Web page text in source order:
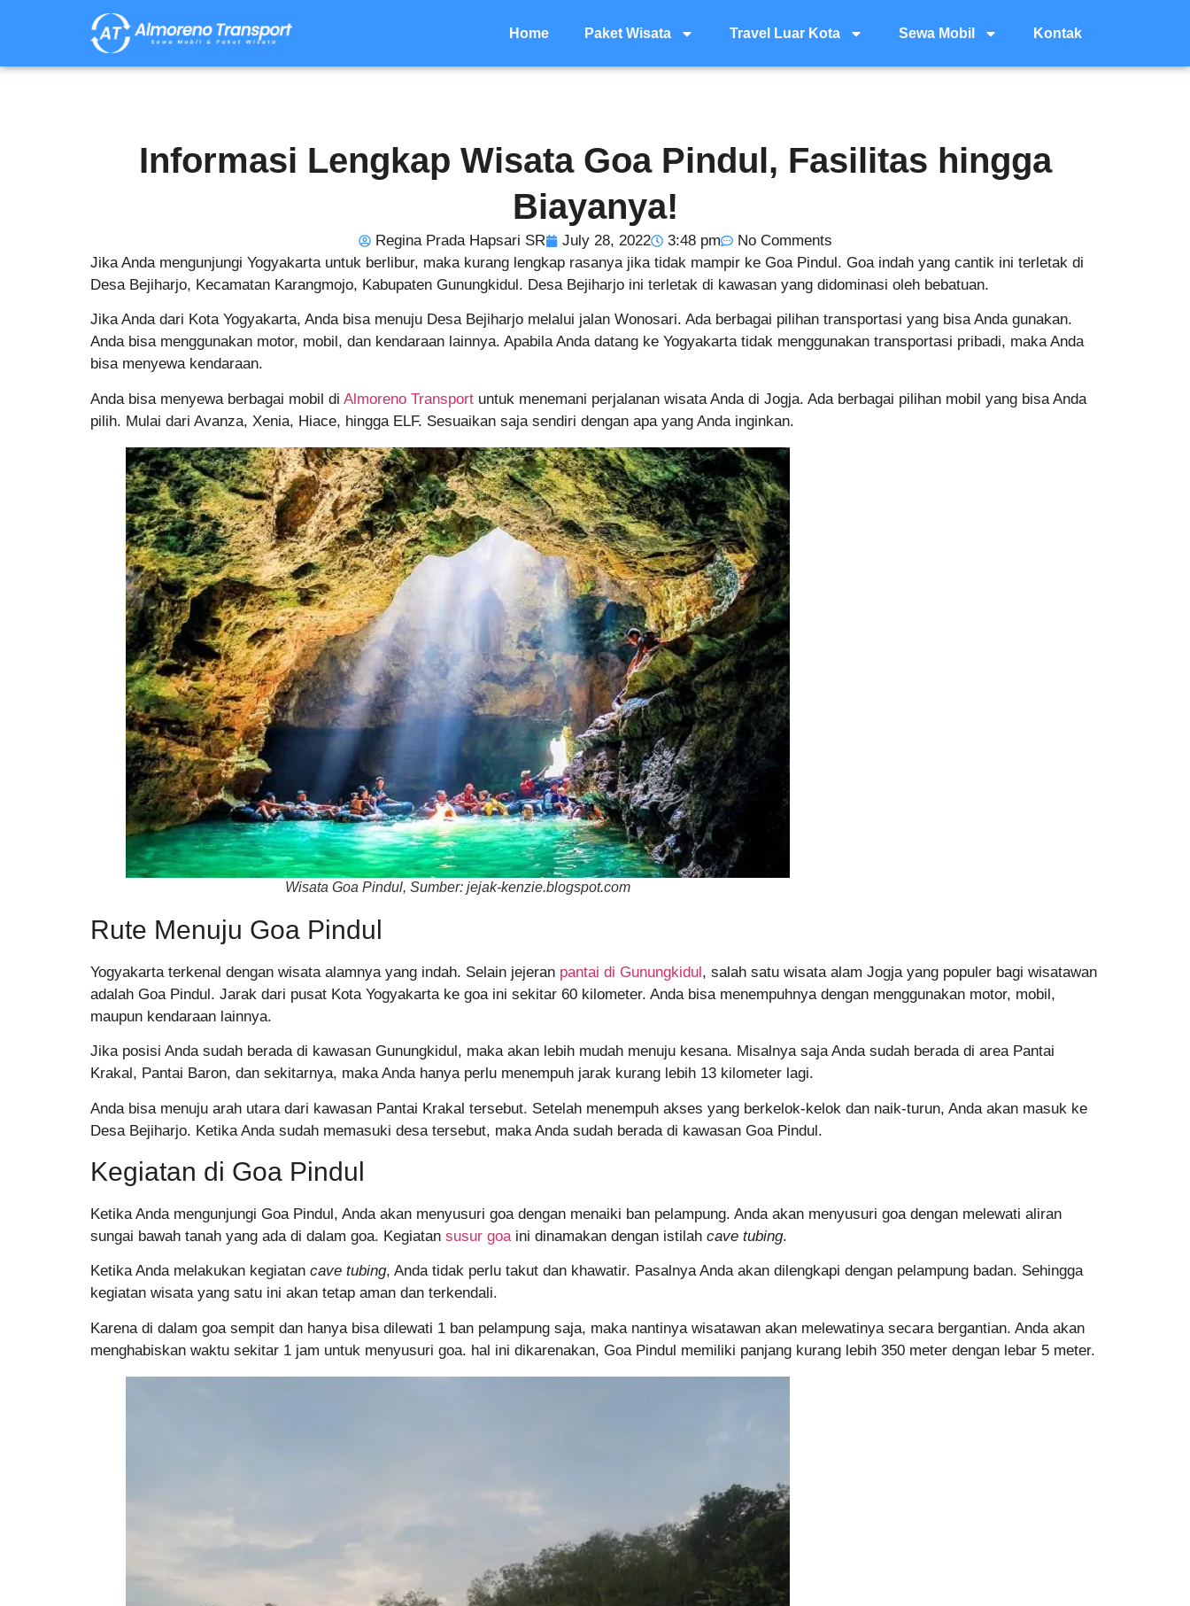
Home Paket Wisata Travel Luar Kota Sewa Mobil Kontak
Informasi Lengkap Wisata Goa Pindul, Fasilitas hingga
Biayanya!
Regina Prada Hapsari SR July 28, 2022 3:48 pm
No Comments
Jika Anda mengunjungi Yogyakarta untuk berlibur, maka kurang lengkap rasanya jika tidak mampir ke Goa Pindul. Goa indah yang cantik ini terletak di
Desa Bejiharjo, Kecamatan Karangmojo, Kabupaten Gunungkidul. Desa Bejiharjo ini terletak di kawasan yang didominasi oleh bebatuan.
Jika Anda dari Kota Yogyakarta, Anda bisa menuju Desa Bejiharjo melalui jalan Wonosari. Ada berbagai pilihan transportasi yang bisa Anda gunakan.
Anda bisa menggunakan motor, mobil, dan kendaraan lainnya. Apabila Anda datang ke Yogyakarta tidak menggunakan transportasi pribadi, maka Anda
bisa menyewa kendaraan.
Anda bisa menyewa berbagai mobil di Almoreno Transport untuk menemani perjalanan wisata Anda di Jogja. Ada berbagai pilihan mobil yang bisa Anda
pilih. Mulai dari Avanza, Xenia, Hiace, hingga ELF. Sesuaikan saja sendiri dengan apa yang Anda inginkan.
Wisata Goa Pindul, Sumber: jejak-kenzie.blogspot.com
Rute Menuju Goa Pindul
Yogyakarta terkenal dengan wisata alamnya yang indah. Selain jejeran pantai di Gunungkidul, salah satu wisata alam Jogja yang populer bagi wisatawan
adalah Goa Pindul. Jarak dari pusat Kota Yogyakarta ke goa ini sekitar 60 kilometer. Anda bisa menempuhnya dengan menggunakan motor, mobil,
maupun kendaraan lainnya.
Jika posisi Anda sudah berada di kawasan Gunungkidul, maka akan lebih mudah menuju kesana. Misalnya saja Anda sudah berada di area Pantai
Krakal, Pantai Baron, dan sekitarnya, maka Anda hanya perlu menempuh jarak kurang lebih 13 kilometer lagi.
Anda bisa menuju arah utara dari kawasan Pantai Krakal tersebut. Setelah menempuh akses yang berkelok-kelok dan naik-turun, Anda akan masuk ke
Desa Bejiharjo. Ketika Anda sudah memasuki desa tersebut, maka Anda sudah berada di kawasan Goa Pindul.
Kegiatan di Goa Pindul
Ketika Anda mengunjungi Goa Pindul, Anda akan menyusuri goa dengan menaiki ban pelampung. Anda akan menyusuri goa dengan melewati aliran
sungai bawah tanah yang ada di dalam goa. Kegiatan susur goaini dinamakan dengan istilah cave tubing.
Ketika Anda melakukan kegiatan cave tubing, Anda tidak perlu takut dan khawatir. Pasalnya Anda akan dilengkapi dengan pelampung badan. Sehingga
kegiatan wisata yang satu ini akan tetap aman dan terkendali.
Karena di dalam goa sempit dan hanya bisa dilewati 1 ban pelampung saja, maka nantinya wisatawan akan melewatinya secara bergantian. Anda akan
menghabiskan waktu sekitar 1 jam untuk menyusuri goa. hal ini dikarenakan, Goa Pindul memiliki panjang kurang lebih 350 meter dengan lebar 5 meter.